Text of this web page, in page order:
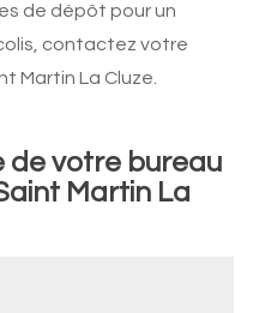
de dépôt pour un
contactez votre
Martin La Cluze.
de votre bureau
Martin La